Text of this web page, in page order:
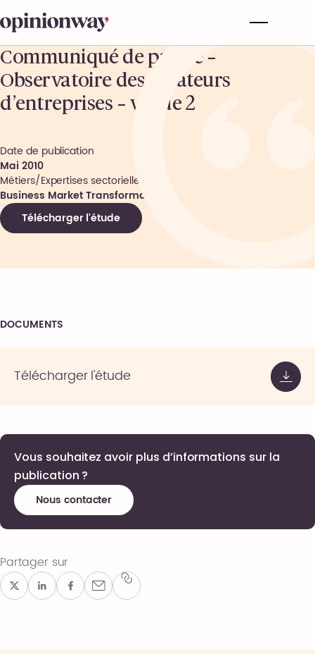
Communiqué de presse –
Observatoire des créateurs
d’entreprises – vague 2
Date de publication
Mai 2010
Métiers/Expertises sectorielles
Business Market Transformation
Télécharger l'étude
DOCUMENTS
Télécharger l'étude
Vous souhaitez avoir plus d’informations sur la
publication ?
Nous contacter
Partager sur